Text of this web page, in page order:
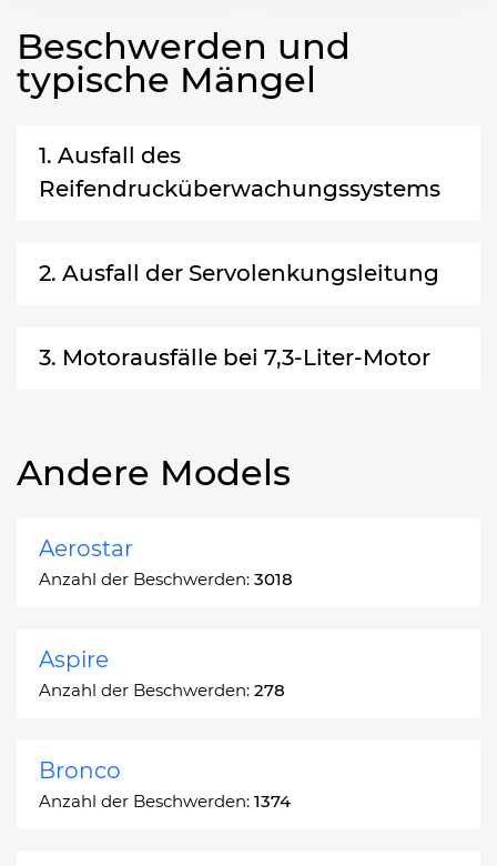
Beschwerden und
typische Mängel
1. Ausfall des
Reifendrucküberwachungssystems
2. Ausfall der Servolenkungsleitung
3. Motorausfälle bei 7,3-Liter-Motor
Andere Models
Aerostar
Anzahl der Beschwerden: 3018
Aspire
Anzahl der Beschwerden: 278
Bronco
Anzahl der Beschwerden: 1374